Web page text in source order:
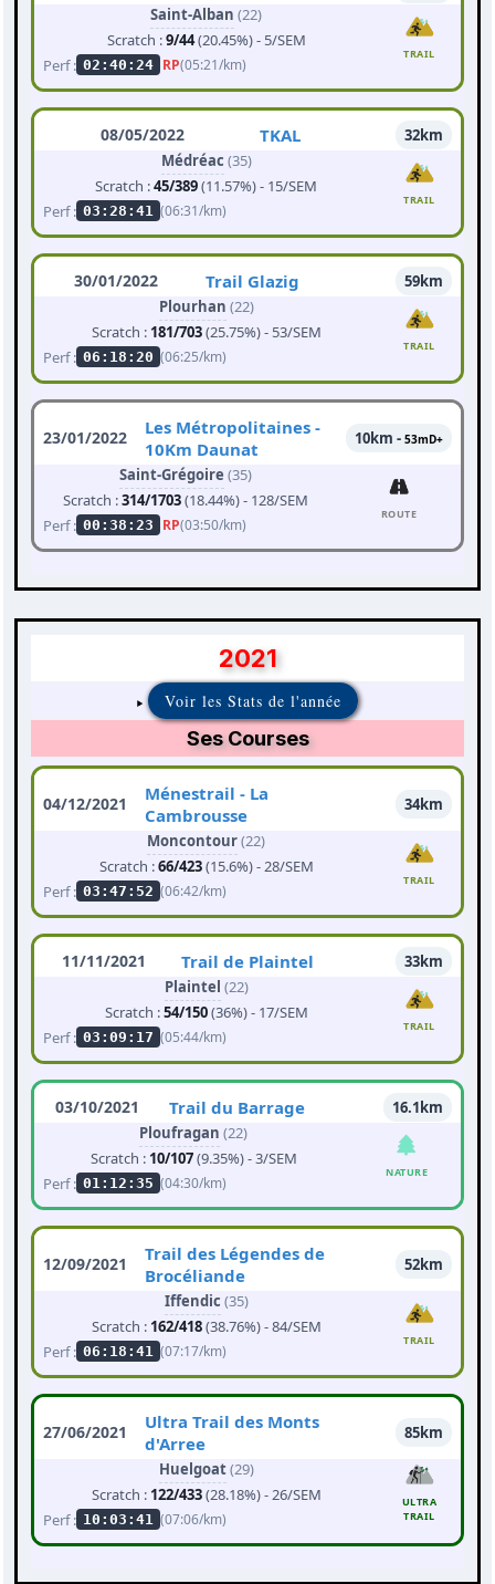
Saint-Alban (22)
Scratch :9/44(20.45%) - 5/SEM
Perf : 02:40:24 RP(05:21/km)
TRAIL
08/05/2022 TKAL
32km
Médréac (35)
Scratch :45/389(11.57%) - 15/SEM
Perf : 03:28:41 (06:31/km)
TRAIL
30/01/2022 Trail Glazig
59km
Plourhan (22)
Scratch : 181/703(25.75%) - 53/SEM
Perf : 06:18:20 (06:25/km)
TRAIL
23/01/2022
Les Métropolitaines -
10Km Daunat
10km - 53mD+
Saint-Grégoire (35)
Scratch :314/1703(18.44%) - 128/SEM
Perf : 00:38:23 RP(03:50/km)
ROUTE
2021
Voir les Stats de l'année
Ses Courses
04/12/2021
Ménestrail - La
Cambrousse
34km
Moncontour(22)
Scratch :66/423(15.6%) - 28/SEM
Perf : 03:47:52 (06:42/km)
TRAIL
11/11/2021 Trail de Plaintel
33km
Plaintel (22)
Scratch :54/150(36%) - 17/SEM
Perf : 03:09:17 (05:44/km)
TRAIL
03/10/2021 Trail du Barrage
16.1km
Ploufragan (22)
Scratch : 10/107(9.35%) - 3/SEM
Perf : 01:12:35 (04:30/km)
NATURE
12/09/2021
Trail des Légendes de
Brocéliande
52km
Iffendic (35)
Scratch : 162/418(38.76%) - 84/SEM
Perf : 06:18:41 (07:17/km)
TRAIL
27/06/2021
Ultra Trail des Monts
d'Arree
85km
Huelgoat(29)
Scratch : 122/433(28.18%) - 26/SEM
Perf : 10:03:41 (07:06/km)
ULTRA
TRAIL